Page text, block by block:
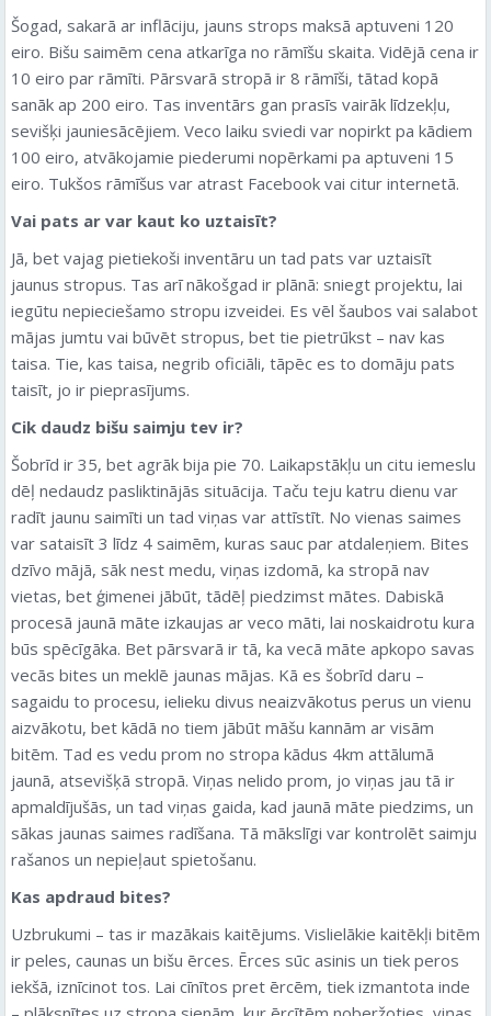
Šogad, sakarā ar inflāciju, jauns strops maksā aptuveni 120
eiro. Bišu saimēm cena atkarīga no rāmīšu skaita. Vidējā cena ir
10 eiro par rāmīti. Pārsvarā stropā ir 8 rāmīši, tātad kopā
sanāk ap 200 eiro. Tas inventārs gan prasīs vairāk līdzekļu,
sevišķi jauniesācējiem. Veco laiku sviedi var nopirkt pa kādiem
100 eiro, atvākojamie piederumi nopērkami pa aptuveni 15
eiro. Tukšos rāmīšus var atrast Facebook vai citur internetā.
Vai pats ar var kaut ko uztaisīt?
Jā, bet vajag pietiekoši inventāru un tad pats var uztaisīt
jaunus stropus. Tas arī nākošgad ir plānā: sniegt projektu, lai
iegūtu nepieciešamo stropu izveidei. Es vēl šaubos vai salabot
mājas jumtu vai būvēt stropus, bet tie pietrūkst – nav kas
taisa. Tie, kas taisa, negrib oficiāli, tāpēc es to domāju pats
taisīt, jo ir pieprasījums.
Cik daudz bišu saimju tev ir?
Šobrīd ir 35, bet agrāk bija pie 70. Laikapstākļu un citu iemeslu
dēļ nedaudz pasliktinājās situācija. Taču teju katru dienu var
radīt jaunu saimīti un tad viņas var attīstīt. No vienas saimes
var sataisīt 3 līdz 4 saimēm, kuras sauc par atdaleņiem. Bites
dzīvo mājā, sāk nest medu, viņas izdomā, ka stropā nav
vietas, bet ģimenei jābūt, tādēļ piedzimst mātes. Dabiskā
procesā jaunā māte izkaujas ar veco māti, lai noskaidrotu kura
būs spēcīgāka. Bet pārsvarā ir tā, ka vecā māte apkopo savas
vecās bites un meklē jaunas mājas. Kā es šobrīd daru –
sagaidu to procesu, ielieku divus neaizvākotus perus un vienu
aizvākotu, bet kādā no tiem jābūt māšu kannām ar visām
bitēm. Tad es vedu prom no stropa kādus 4km attālumā
jaunā, atsevišķā stropā. Viņas nelido prom, jo viņas jau tā ir
apmaldījušās, un tad viņas gaida, kad jaunā māte piedzims, un
sākas jaunas saimes radīšana. Tā mākslīgi var kontrolēt saimju
rašanos un nepieļaut spietošanu.
Kas apdraud bites?
Uzbrukumi – tas ir mazākais kaitējums. Vislielākie kaitēkļi bitēm
ir peles, caunas un bišu ērces. Ērces sūc asinis un tiek peros
iekšā, iznīcinot tos. Lai cīnītos pret ērcēm, tiek izmantota inde